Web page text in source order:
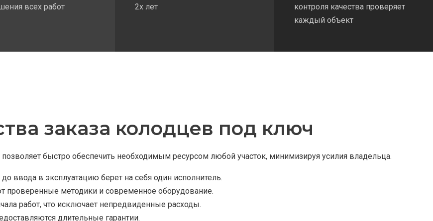
всех работ
2х лет
контроля качества проверяет
каждый объект
заказа колодцев под ключ
быстро обеспечить необходимым ресурсом любой участок, минимизируя усилия владельца.
ввода в эксплуатацию берет на себя один исполнитель.
методики и современное оборудование.
работ, что исключает непредвиденные расходы.
длительные гарантии.